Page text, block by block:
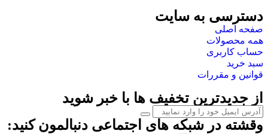
دسترسی به سایت
صفحه اصلی
همه محصولات
حساب کاربری
سبد خرید
قوانین و مقررات
از جدیدترین تخفیف ها با خبر شوید
وقشته در شبکه های اجتماعی دنبالمون کنید: